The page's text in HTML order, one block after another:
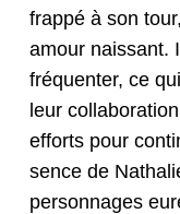
frap­pé à son
amour nais­sant.
fréquenter, ce
leur
efforts pour
sence de
per­son­nages